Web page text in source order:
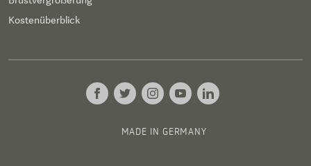
Kostenüberblick
MADE IN GERMANY